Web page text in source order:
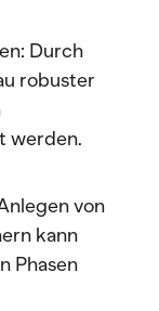
Durch
robuster
werden.
von
kann
Phasen